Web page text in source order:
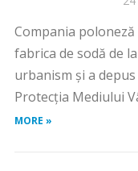
Compania poloneză
fabrica de sodă de
urbanism și a
Protecția Mediului
MORE »